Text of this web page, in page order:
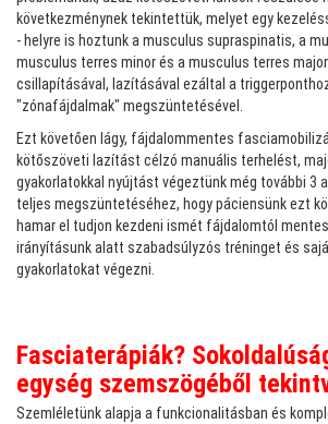
következménynek tekintettük, melyet egy
- helyre is hoztunk a musculus supraspinatis, a
musculus terres minor és a musculus terres
csillapításával, lazításával ezáltal a
"zónafájdalmak" megszüntetésével.
Ezt követően lágy, fájdalommentes
kötőszöveti lazítást célzó manuális terhelést,
gyakorlatokkal nyújtást végeztünk még további 3
teljes megszüntetéséhez, hogy páciensünk ezt
hamar el tudjon kezdeni ismét fájdalomtól
irányításunk alatt szabadsúlyzós tréninget és
gyakorlatokat végezni.
Fasciaterápiák?
egység szemszögéből
Szemléletünk alapja a funkcionalitásban és